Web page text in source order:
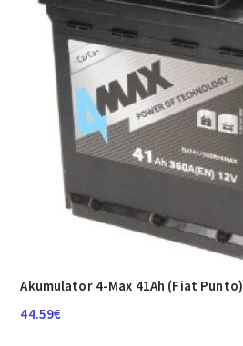
Akumulator 4-Max 41Ah (Fiat Punto)
44.59€